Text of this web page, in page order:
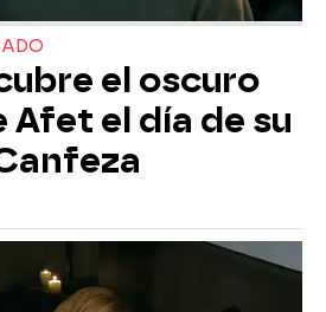
el oscuro
Afet el día de su